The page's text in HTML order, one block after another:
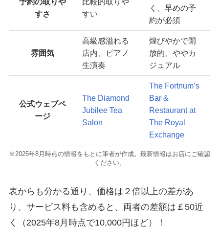
すさ
すい
く、早めの予
約が必須
雰囲気
高級感溢れる
店内、ピアノ
生演奏
煌びやかで開
放的、ややカ
ジュアル
公式ウェブペ
ージ
The Diamond
Jubilee Tea
Salon
The Fortnum’s
Bar &
Restaurant at
The Royal
Exchange
※2025年8月時点の情報をもとに筆者が作成。最新情報はお店にご確認
ください。
表からも分かる通り、価格は２倍以上の差があ
り、サービス料も含めると、両者の差額は￡50近
く（2025年8月時点で10,000円ほど）！